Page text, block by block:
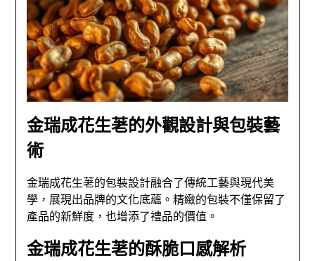
金瑞成花生荖的外觀設計與包裝藝
術
金瑞成花生荖的包裝設計融合了傳統工藝與現代美
學，展現出品牌的文化底蘊。精緻的包裝不僅保留了
產品的新鮮度，也增添了禮品的價值。
金瑞成花生荖的酥脆口感解析